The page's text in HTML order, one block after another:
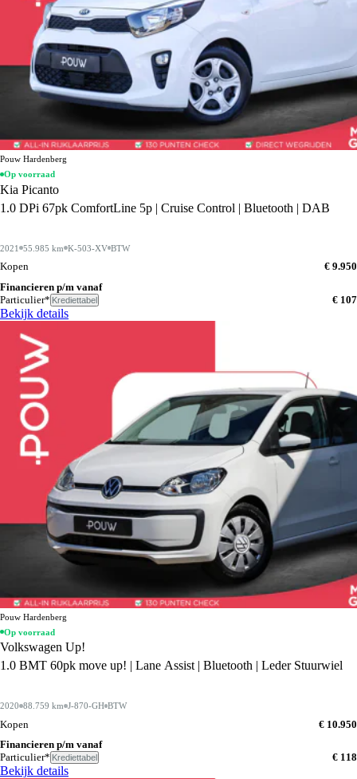
Pouw Hardenberg
Op voorraad
Kia Picanto
1.0 DPi 67pk ComfortLine 5p | Cruise Control | Bluetooth | DAB
2021 55.985 km K-503-XV BTW
Kopen
€ 9.950
Financieren p/m vanaf
Particulier* Krediettabel € 107
Bekijk details
Pouw Hardenberg
Op voorraad
Volkswagen Up!
1.0 BMT 60pk move up! | Lane Assist | Bluetooth | Leder Stuurwiel
2020 88.759 km J-870-GH BTW
Kopen
€ 10.950
Financieren p/m vanaf
Particulier* Krediettabel € 118
Bekijk details